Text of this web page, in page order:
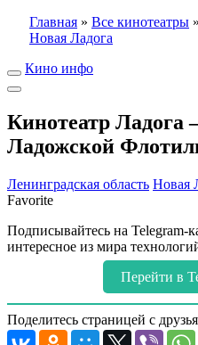
Главная » Все кинотеатры »
Новая Ладога
Кино инфо
Кинотеатр
Ладожской
Ленинградская область Новая
Favorite
Подписывайтесь на Telegram-
интересное из мира
Перейти в
Поделитесь страницей с